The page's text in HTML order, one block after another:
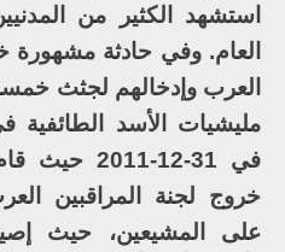
استشهد الكثير من
العام. وفي حادثة مشهورة
العرب وإدخالهم لجثث
مليشيات الأسد الطائفية
في 31-12-
خروج لجنة المراقبين
على المشيعين، حيث